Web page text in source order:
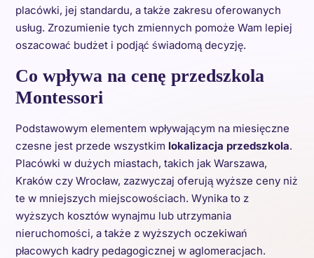
placówki, jej standardu, a także zakresu oferowanych
usług. Zrozumienie tych zmiennych pomoże Wam lepiej
oszacować budżet i podjąć świadomą decyzję.
Co wpływa na cenę przedszkola
Montessori
Podstawowym elementem wpływającym na miesięczne
czesne jest przede wszystkim lokalizacja przedszkola.
Placówki w dużych miastach, takich jak Warszawa,
Kraków czy Wrocław, zazwyczaj oferują wyższe ceny niż
te w mniejszych miejscowościach. Wynika to z
wyższych kosztów wynajmu lub utrzymania
nieruchomości, a także z wyższych oczekiwań
płacowych kadry pedagogicznej w aglomeracjach.